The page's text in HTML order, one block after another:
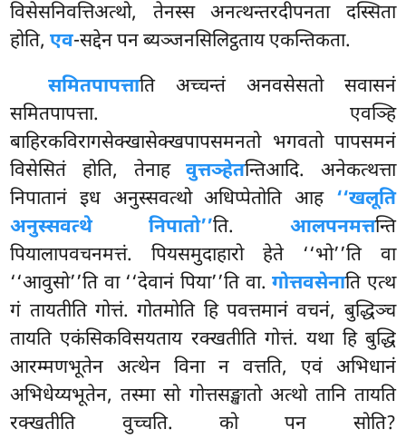
विसेसनिवत्तिअत्थो, तेनस्स अनत्थन्तरदीपनता दस्सिता
होति,एव-सद्देन पन ब्यञ्जनसिलिट्ठताय एकन्तिकता.
समितपापत्ताति अच्चन्तं अनवसेसतो सवासनं
समितपापत्ता. एवञ्हि
बाहिरकविरागसेक्खासेक्खपापसमनतो भगवतो पापसमनं
विसेसितं होति, तेनाहवुत्तञ्हेतन्तिआदि. अनेकत्थत्ता
निपातानं इध अनुस्सवत्थो अधिप्पेतोति आह ‘‘खलूति
अनुस्सवत्थे निपातो’’ति. आलपनमत्तन्ति
पियालापवचनमत्तं. पियसमुदाहारो हेते ‘‘भो’’ति वा
‘‘आवुसो’’ति वा ‘‘देवानं पिया’’ति वा.गोत्तवसेनाति एत्थ
गं तायतीति गोत्तं. गोतमोति हि पवत्तमानं वचनं, बुद्धिञ्च
तायति एकंसिकविसयताय रक्खतीति गोत्तं. यथा हि बुद्धि
आरम्मणभूतेनअत्थेन विना न वत्तति, एवं अभिधानं
अभिधेय्यभूतेन, तस्मासो गोत्तसङ्खातो अत्थो तानि तायति
रक्खतीति वुच्चति. को पन सोति?